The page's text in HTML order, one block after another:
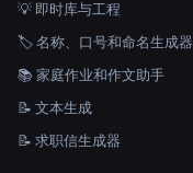
💡 即时库与工程
🏷️ 名称、口号和命名生成器
📚 家庭作业和作文助手
📝 文本生成
📝 求职信生成器